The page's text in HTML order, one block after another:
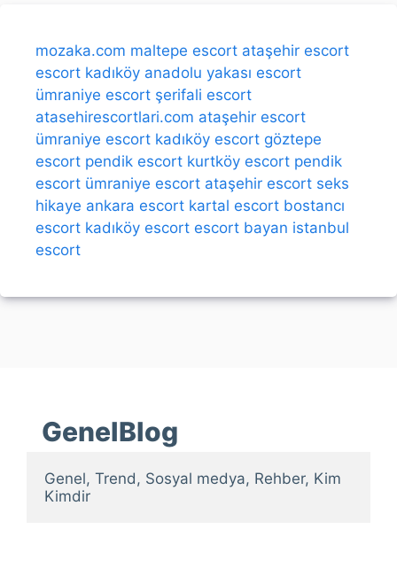
mozaka.com maltepe escort ataşehir escort
escort kadıköy anadolu yakası escort
ümraniye escort şerifali escort
atasehirescortlari.com ataşehir escort
ümraniye escort kadıköy escort göztepe
escort pendik escort kurtköy escort pendik
escort ümraniye escort ataşehir escort seks
hikaye ankara escort kartal escort bostancı
escort kadıköy escort escort bayan istanbul
escort
GenelBlog
Genel, Trend, Sosyal medya, Rehber, Kim
Kimdir